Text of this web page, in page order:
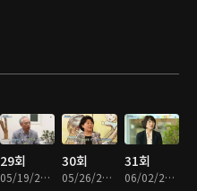
29회
05/19/2017 • 33분
30회
05/26/2017 • 32분
31회
06/02/2017 • 33분